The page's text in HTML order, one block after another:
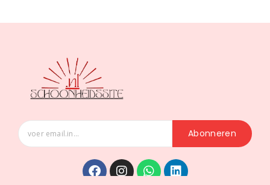
Abonneren